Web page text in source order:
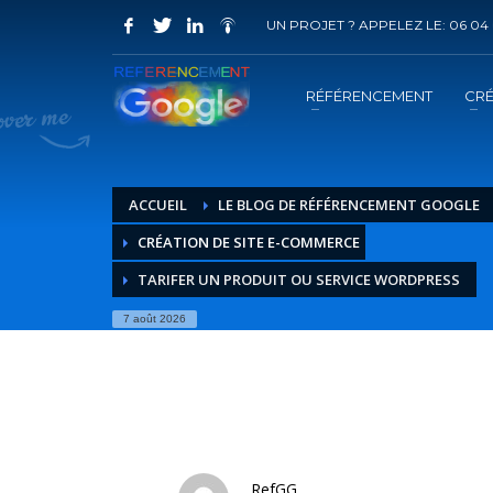
COMMENT ACHETER UN PRESTATION
1 Choisir la prestation
Vous recevrez sous 5 jours ouvrés un mail de
UN PROJET ? APPELEZ LE: 06 04
RÉFÉRENCEMENT
ACCUEIL LE BLOG DE RÉFÉRENCEMENT GOOGLE
CRÉATION DE SITE E-COMMERCE
TARIFER UN PRODUIT OU SERVICE WORDPRESS
7 août 2026